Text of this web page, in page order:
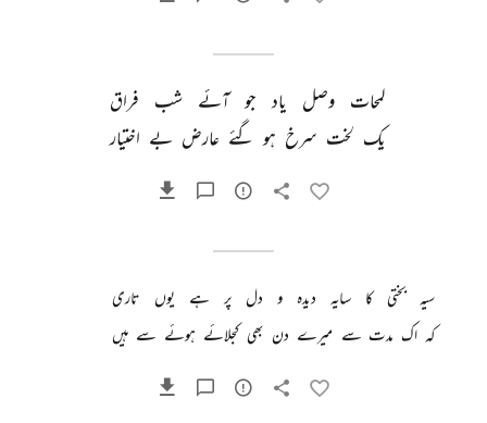
لمحات وصل یاد جو آئے شب
فراق
یک لخت سرخ ہو گئے عارض بے اختیار
سیہ بختی کا سایہ دیدہ و دل پر ہے یوں
تاری
کہ اک مدت سے میرے دن بھی کجلائے ہوئے سے ہیں